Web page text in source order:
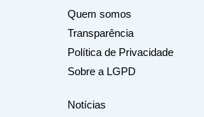
Quem somos
Transparência
Política de Privacidade
Sobre a LGPD
Notícias